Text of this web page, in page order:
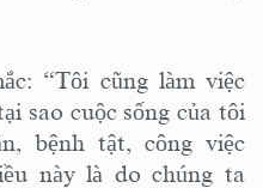
“Tôi cũng làm việc
sao cuộc sống của tôi
bệnh tật, công việc
này là do chúng ta